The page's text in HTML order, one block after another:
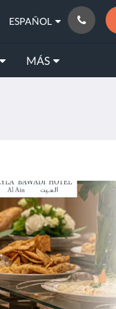
ESPAÑOL
MÁS